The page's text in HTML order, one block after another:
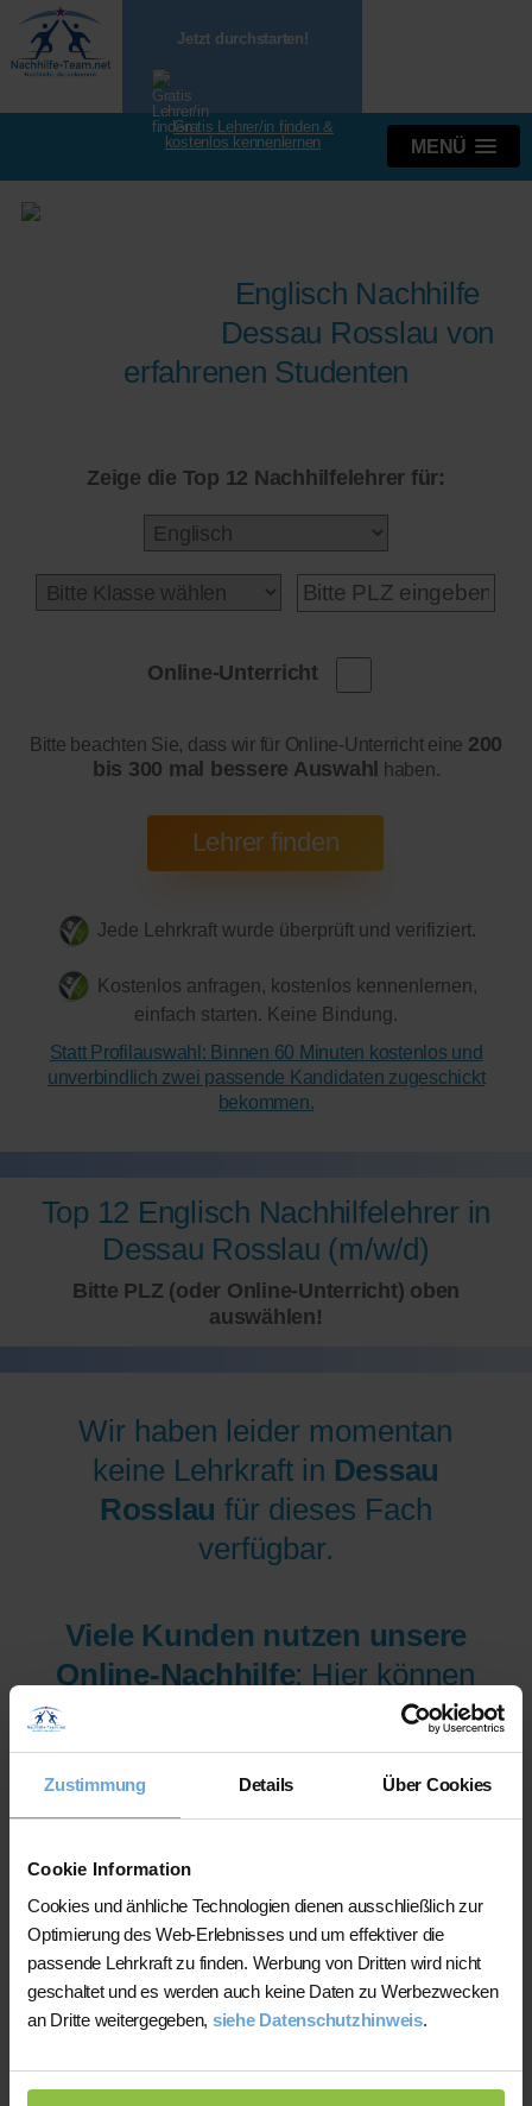
Zustimmung Details Über Cookies
Cookie Information
Cookies und änhliche Technologien dienen ausschließlich zur
Optimierung des Web-Erlebnisses und um effektiver die
passende Lehrkraft zu finden. Werbung von Dritten wird nicht
geschaltet und es werden auch keine Daten zu Werbezwecken
an Dritte weitergegeben, siehe Datenschutzhinweis.
Jetzt durchstarten!
Gratis Lehrer/in finden &
kostenlos kennenlernen
MENÜ
Englisch Nachhilfe
Dessau Rosslau von
erfahrenen Studenten
Zeige die Top 12 Nachhilfelehrer für:
Online-Unterricht
Bitte beachten Sie, dass wir für Online-Unterricht eine 200
bis 300 mal bessere Auswahl haben.
Jede Lehrkraft wurde überprüft und verifiziert.
Kostenlos anfragen, kostenlos kennenlernen,
einfach starten. Keine Bindung.
Statt Profilauswahl: Binnen 60 Minuten kostenlos und
unverbindlich zwei passende Kandidaten zugeschickt
bekommen.
Top 12 Englisch Nachhilfelehrer in
Dessau Rosslau (m/w/d)
Bitte PLZ (oder Online-Unterricht) oben
auswählen!
Wir haben leider momentan
keine Lehrkraft in Dessau
Rosslau für dieses Fach
verfügbar.
Viele Kunden nutzen unsere
Online-Nachhilfe: Hier können
wir Ihnen aus mehr als 300
Lehrer/innen pro Fach und
Niveau die am besten
qualifizierten Lehrer/innen sofort
zur Verfügung stellen.
Jetzt verfügbare Lehrer/innen
für Online-Nachhilfe anzeigen
lassen.